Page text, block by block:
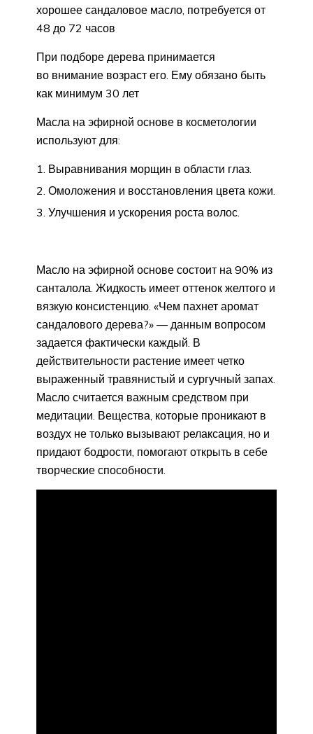
хорошее сандаловое масло, потребуется от
48 до 72 часов
При подборе дерева принимается
во внимание возраст его. Ему обязано быть
как минимум 30 лет
Масла на эфирной основе в косметологии
используют для:
Выравнивания морщин в области глаз.
Омоложения и восстановления цвета кожи.
Улучшения и ускорения роста волос.
Масло на эфирной основе состоит на 90% из
санталола. Жидкость имеет оттенок желтого и
вязкую консистенцию. «Чем пахнет аромат
сандалового дерева?» — данным вопросом
задается фактически каждый. В
действительности растение имеет четко
выраженный травянистый и сургучный запах.
Масло считается важным средством при
медитации. Вещества, которые проникают в
воздух не только вызывают релаксация, но и
придают бодрости, помогают открыть в себе
творческие способности.